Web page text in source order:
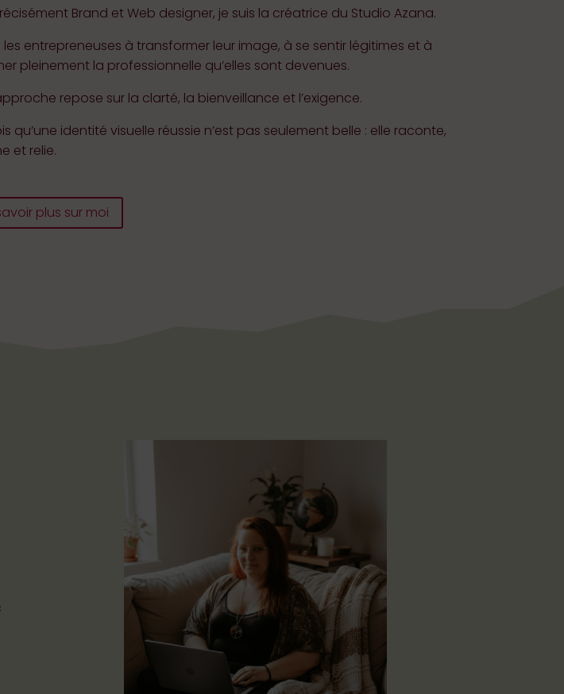
Brand et Web designer, je suis la créatrice du Studio Azana.
les entrepreneuses à transformer leur image, à se sentir légitimes et à
pleinement la professionnelle qu’elles sont devenues.
repose sur la clarté, la bienveillance et l’exigence.
qu’une identité visuelle réussie n’est pas seulement belle : elle raconte,
et relie.
plus sur moi